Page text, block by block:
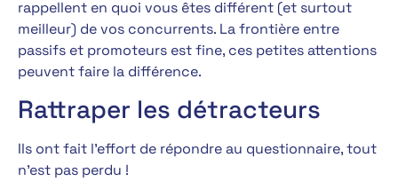
rappellent en quoi vous êtes différent (et surtout
meilleur) de vos concurrents. La frontière entre
passifs et promoteurs est fine, ces petites attentions
peuvent faire la différence.
Rattraper les détracteurs
Ils ont fait l’effort de répondre au questionnaire, tout
n’est pas perdu !